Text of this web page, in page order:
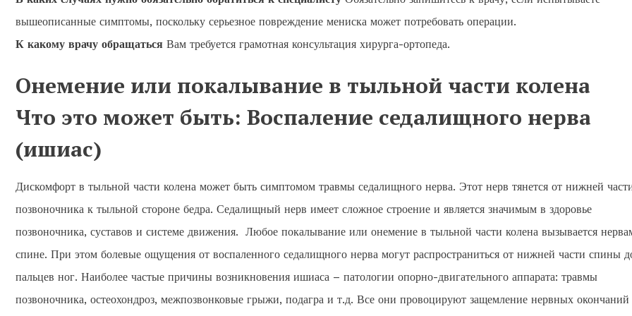
вышеописанные симптомы, поскольку серьезное повреждение мениска может потребовать операции.
К какому врачу обращаться Вам требуется грамотная консультация хирурга-ортопеда.
Онемение или покалывание в тыльной части колена
Что это может быть: Воспаление седалищного нерва
(ишиас)
Дискомфорт в тыльной части колена может быть симптомом травмы седалищного нерва. Этот нерв тянется от нижней
позвоночника к тыльной стороне бедра. Седалищный нерв имеет сложное строение и является значимым в здоровье
позвоночника, суставов и системе движения. Любое покалывание или онемение в тыльной части колена вызывается
спине. При этом болевые ощущения от воспаленного седалищного нерва могут распространиться от нижней части спины
пальцев ног. Наиболее частые причины возникновения ишиаса – патологии опорно-двигательного аппарата: травмы
позвоночника, остеохондроз, межпозвонковые грыжи, подагра и т.д. Все они провоцируют защемление нервных окончаний